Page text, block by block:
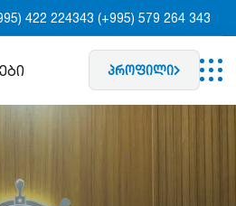
422 224343 (+995) 579 264 343
პროფილი